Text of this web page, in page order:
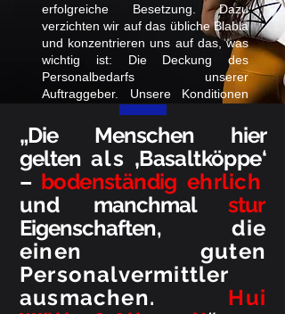
erfolgreiche Besetzung. Dazu
verzichten wir auf das übliche Blabla
und konzentrieren uns auf das, was
wichtig ist: Die Deckung des
Personalbedarfs unserer
Auftraggeber. Unsere Konditionen
Eine Zahl, drei Regeln.
Wir leben vom Erfolg unserer
Bewerber und Kunden. Kein
Placement, kein Geld, kein Essen
auf dem Tisch. Können Sie sich eine
stärkere Motivation für 100%
Leistung vorstellen? Eben
„Die Menschen hier
gelten als ‚Basaltköppe‘
– bodenständig ehrlich
und
manchmal stur.
Eigenschaften, die
einen guten
Personalvermittler
ausmachen.
Hui